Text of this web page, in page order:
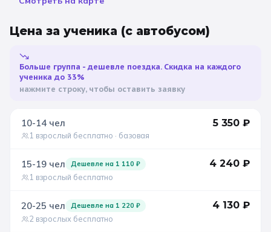
Цена за ученика (с автобусом)
Больше группа - дешевле поездка. Скидка на каждого
ученика до 33%
нажмите строку, чтобы оставить заявку
10-14 чел
1 взрослый бесплатно · базовая
5 350 ₽
15-19 чел Дешевле на 1 110 ₽
1 взрослый бесплатно
4 240 ₽
20-25 чел Дешевле на 1 220 ₽
2 взрослых бесплатно
4 130 ₽